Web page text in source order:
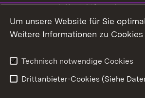
Kontaktformular
Extern:
LinkedIn (Öffnet in
Um unsere Website für Sie
Weitere Informationen zu
Technisch notwendige Cookies
Drittanbieter-Cookies (Siehe